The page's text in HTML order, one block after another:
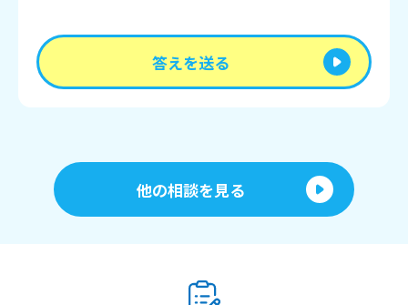
答えを送る
他の相談を見る